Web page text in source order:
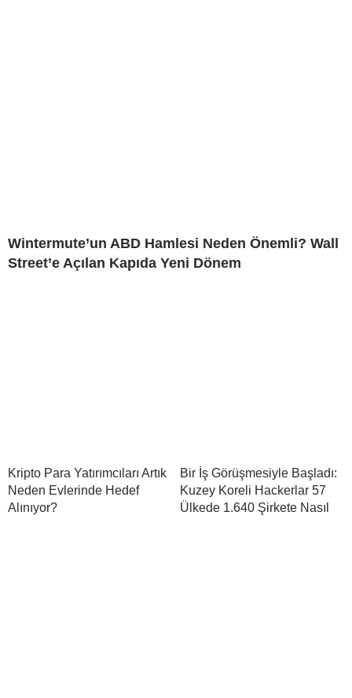
Wintermute’un ABD Hamlesi Neden Önemli? Wall
Street’e Açılan Kapıda Yeni Dönem
Kripto Para Yatırımcıları Artık
Neden Evlerinde Hedef
Alınıyor?
Bir İş Görüşmesiyle Başladı:
Kuzey Koreli Hackerlar 57
Ülkede 1.640 Şirkete Nasıl